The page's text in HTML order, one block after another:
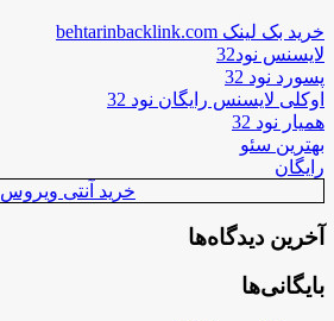
خرید بک لینک behtarinbacklink.com
لایسنس نود32
پسورد نود 32
اوکلی لایسنس رایگان نود 32
همیار نود 32
بهترین سئو
رایگان
خرید آنتی ویروس
آخرین دیدگاه‌ها
بایگانی‌ها